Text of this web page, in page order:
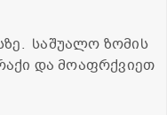
საშუალო ზომის
და მოაფრქვიეთ